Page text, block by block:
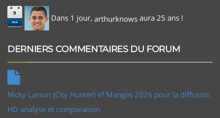
9
Aoû Dans 1 jour, arthurknows aura 25 ans !
DERNIERS COMMENTAIRES DU FORUM
Nicky Larson (City Hunter) Vf Mangas 2026 pour la diffusion
HD analyse et comparaison